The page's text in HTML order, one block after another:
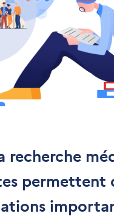
recherche
permettent